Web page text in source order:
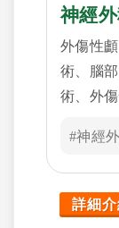
神經
外傷性
術、腦
術、外
#神經
詳細